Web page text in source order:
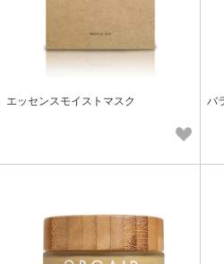
エッセンスモイストマスク バ